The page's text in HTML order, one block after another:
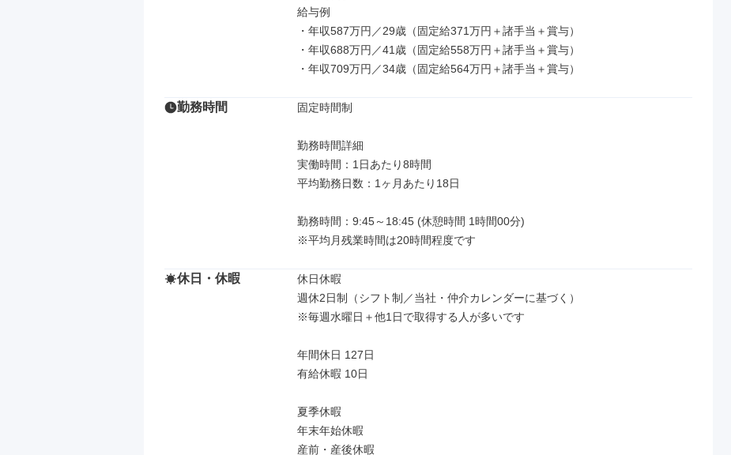
給与例
・年収587万円／29歳（固定給371万円＋諸手当＋賞与）
・年収688万円／41歳（固定給558万円＋諸手当＋賞与）
・年収709万円／34歳（固定給564万円＋諸手当＋賞与）
勤務時間 固定時間制
勤務時間詳細
実働時間：1日あたり8時間
平均勤務日数：1ヶ月あたり18日
勤務時間：9:45～18:45 (休憩時間 1時間00分)
※平均月残業時間は20時間程度です
休日・休暇
休日休暇
週休2日制（シフト制／当社・仲介カレンダーに基づく）
※毎週水曜日＋他1日で取得する人が多いです
年間休日 127日
有給休暇 10日
夏季休暇
年末年始休暇
産前・産後休暇